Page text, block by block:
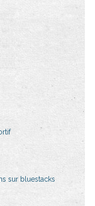
sur bluestacks